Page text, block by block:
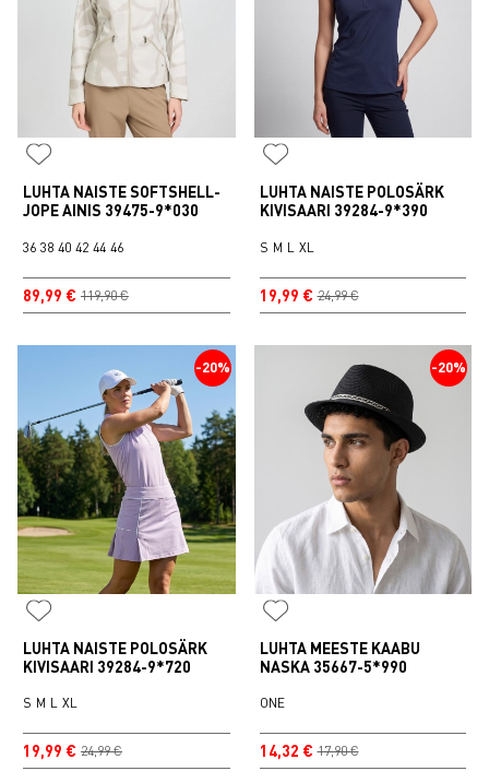
LUHTA NAISTE SOFTSHELL-
JOPE AINIS 39475-9*030
89,99 € 119,90 €
36 38 40 42 44 46
LUHTA NAISTE POLOSÄRK
KIVISAARI 39284-9*390
19,99 € 24,99 €
S M L XL
-20%
LUHTA NAISTE POLOSÄRK
KIVISAARI 39284-9*720
19,99 € 24,99 €
S M L XL
-20%
LUHTA MEESTE KAABU
NASKA 35667-5*990
14,32 € 17,90 €
ONE